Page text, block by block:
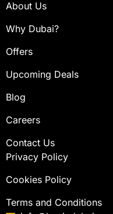
About Us
Why Dubai?
Offers
Upcoming Deals
Blog
Careers
Contact Us
Privacy Policy
Cookies Policy
Terms and Conditions